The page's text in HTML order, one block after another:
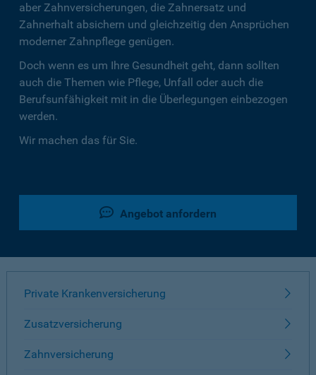
aber Zahnversicherungen, die Zahnersatz und
Zahnerhalt absichern und gleichzeitig den Ansprüchen
moderner Zahnpflege genügen.
Doch wenn es um Ihre Gesundheit geht, dann sollten
auch die Themen wie Pflege, Unfall oder auch die
Berufsunfähigkeit mit in die Überlegungen einbezogen
werden.
Wir machen das für Sie.
Angebot anfordern
Private Krankenversicherung
Zusatzversicherung
Zahnversicherung